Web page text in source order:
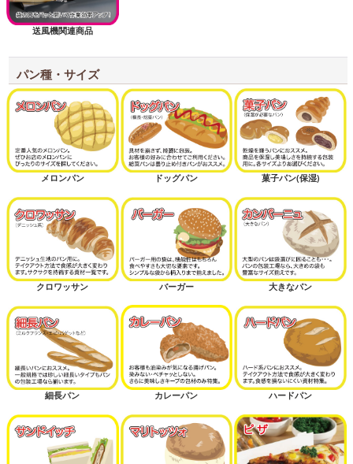
送風機関連商品
パン種・サイズ
メロンパン ドッグパン 菓子パン(保湿)
クロワッサン バーガー 大きなパン
細長パン カレーパン ハードパン